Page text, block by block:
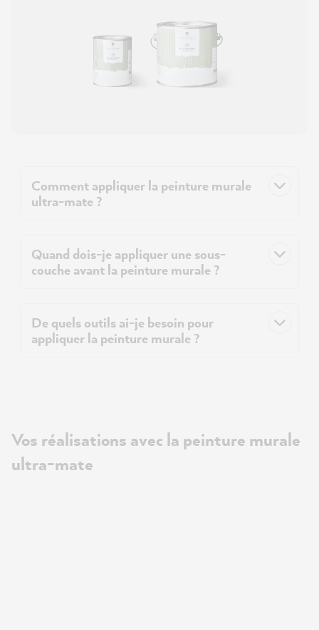
Comment appliquer la peinture murale
ultra-mate ?
Quand dois-je appliquer une sous-
couche avant la peinture murale ?
De quels outils ai-je besoin pour
appliquer la peinture murale ?
Vos réalisations avec la peinture murale
ultra-mate